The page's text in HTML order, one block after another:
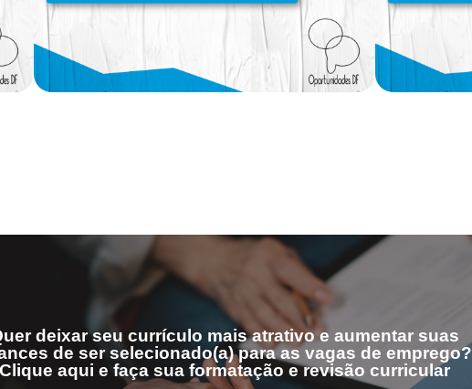
deixar seu currículo mais atrativo e aumentar suas
de ser selecionado(a) para as vagas de emprego?
aqui e faça sua formatação e revisão curricular